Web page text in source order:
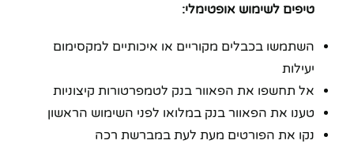
טיפים לשימוש אופטימלי:
השתמשו בכבלים מקוריים או איכותיים למקסימום
יעילות
אל תחשפו את הפאוור בנק לטמפרטורות קיצוניות
טענו את הפאוור בנק במלואו לפני השימוש הראשון
נקו את הפורטים מעת לעת במברשת רכה